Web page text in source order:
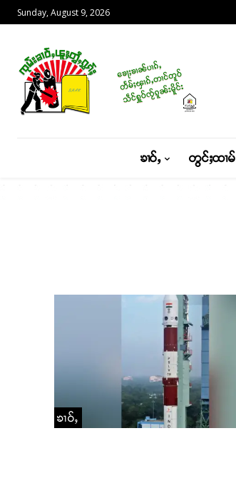
Sunday, August 9, 2026
ၶၢဝ်ႇ တွင်ႈထၢမ်
ၶၢဝ်ႇ